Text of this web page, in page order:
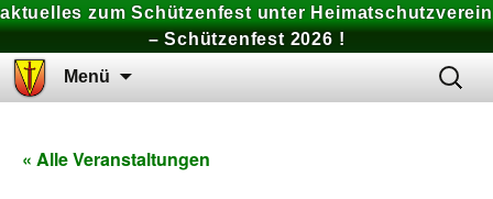
aktuelles zum Schützenfest unter Heimatschutzverein
– Schützenfest 2026 !
Menü
Suchen
nach:
« Alle Veranstaltungen